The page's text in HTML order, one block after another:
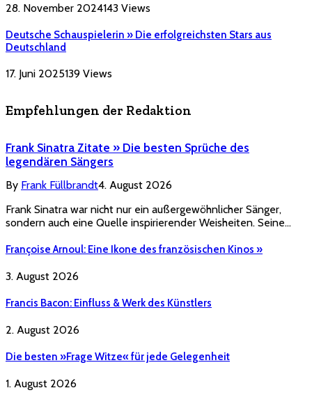
28. November 2024143 Views
Deutsche Schauspielerin » Die erfolgreichsten Stars aus
Deutschland
17. Juni 2025139 Views
Empfehlungen der Redaktion
Frank Sinatra Zitate » Die besten Sprüche des
legendären Sängers
By Frank Füllbrandt4. August 2026
Frank Sinatra war nicht nur ein außergewöhnlicher Sänger,
sondern auch eine Quelle inspirierender Weisheiten. Seine…
Françoise Arnoul: Eine Ikone des französischen Kinos »
3. August 2026
Francis Bacon: Einfluss & Werk des Künstlers
2. August 2026
Die besten »Frage Witze« für jede Gelegenheit
1. August 2026